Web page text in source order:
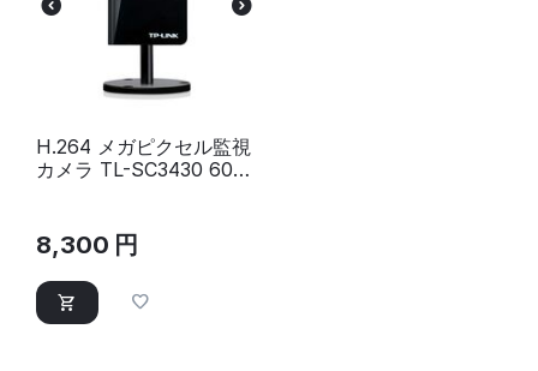
H.264 メガピクセル監視
カメラ TL-SC3430 60サ
8,300 円